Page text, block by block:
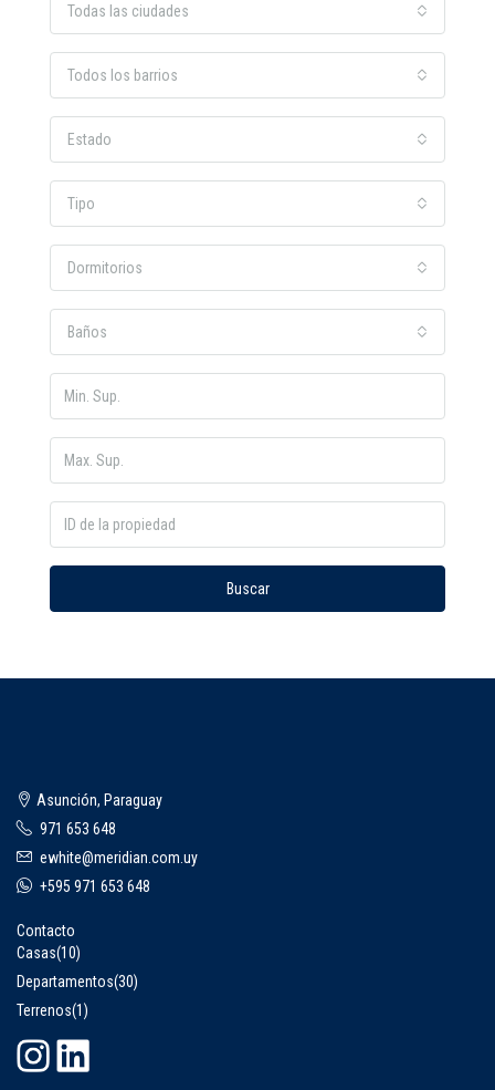
Todas las ciudades
Todos los barrios
Estado
Tipo
Dormitorios
Baños
Buscar
Asunción, Paraguay
971 653 648
ewhite@meridian.com.uy
+595 971 653 648
Contacto
Casas(10)
Departamentos(30)
Terrenos(1)